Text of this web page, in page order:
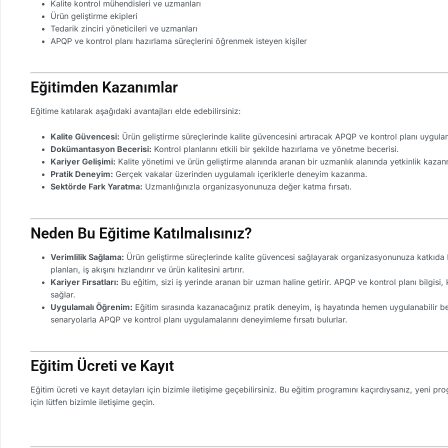
Kalite kontrol mühendisleri ve uzmanları
Ürün geliştirme ekipleri
Tedarik zinciri yöneticileri ve uzmanları
APQP ve kontrol planı hazırlama süreçlerini öğrenmek isteyen kişiler
Eğitimden Kazanımlar
Eğitime katılarak aşağıdaki avantajları elde edebilirsiniz:
Kalite Güvencesi: Ürün geliştirme süreçlerinde kalite güvencesini artıracak APQP ve kontrol planı
Dokümantasyon Becerisi: Kontrol planlarını etkili bir şekilde hazırlama ve yönetme becerisi.
Kariyer Gelişimi: Kalite yönetimi ve ürün geliştirme alanında aranan bir uzmanlık alanında yetkinlik
Pratik Deneyim: Gerçek vakalar üzerinden uygulamalı içeriklerle deneyim kazanma.
Sektörde Fark Yaratma: Uzmanlığınızla organizasyonunuza değer katma fırsatı.
Neden Bu Eğitime Katılmalısınız?
Verimlilik Sağlama: Ürün geliştirme süreçlerinde kalite güvencesi sağlayarak organizasyonunuza
planları, iş akışını hızlandırır ve ürün kalitesini artırır.
Kariyer Fırsatları: Bu eğitim, sizi iş yerinde aranan bir uzman haline getirir. APQP ve kontrol planı
sağlar.
Uygulamalı Öğrenim: Eğitim sırasında kazanacağınız pratik deneyim, iş hayatında hemen uygulanabilir
senaryolarla APQP ve kontrol planı uygulamalarını deneyimleme fırsatı bulurlar.
Eğitim Ücreti ve Kayıt
Eğitim ücreti ve kayıt detayları için bizimle iletişime geçebilirsiniz. Bu eğitim programını kaçırdıysanız, yeni
için lütfen bizimle iletişime geçin.